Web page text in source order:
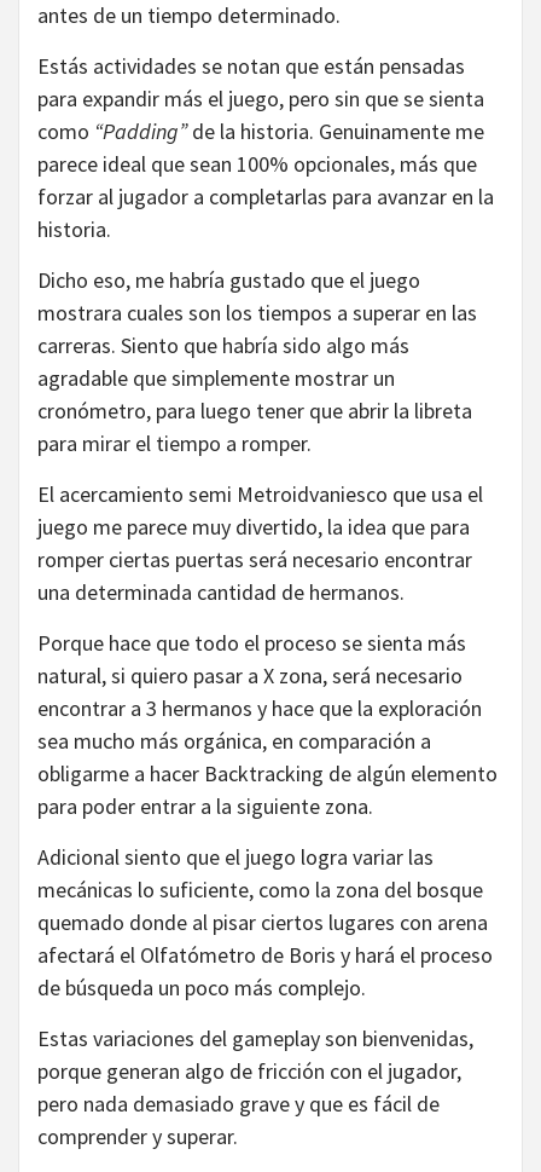
antes de un tiempo determinado.
Estás actividades se notan que están pensadas
para expandir más el juego, pero sin que se sienta
como “Padding”de la historia. Genuinamente me
parece ideal que sean 100% opcionales, más que
forzar al jugador a completarlas para avanzar en la
historia.
Dicho eso, me habría gustado que el juego
mostrara cuales son los tiempos a superar en las
carreras. Siento que habría sido algo más
agradable que simplemente mostrar un
cronómetro, para luego tener que abrir la libreta
para mirar el tiempo a romper.
El acercamiento semi Metroidvaniesco que usa el
juego me parece muy divertido, la idea que para
romper ciertas puertas será necesario encontrar
una determinada cantidad de hermanos.
Porque hace que todo el proceso se sienta más
natural, si quiero pasar a X zona, será necesario
encontrar a 3 hermanos y hace que la exploración
sea mucho más orgánica, en comparación a
obligarme a hacer Backtracking de algún elemento
para poder entrar a la siguiente zona.
Adicional siento que el juego logra variar las
mecánicas lo suficiente, como la zona del bosque
quemado donde al pisar ciertos lugares con arena
afectará el Olfatómetro de Boris y hará el proceso
de búsqueda un poco más complejo.
Estas variaciones del gameplay son bienvenidas,
porque generan algo de fricción con el jugador,
pero nada demasiado grave y que es fácil de
comprender y superar.